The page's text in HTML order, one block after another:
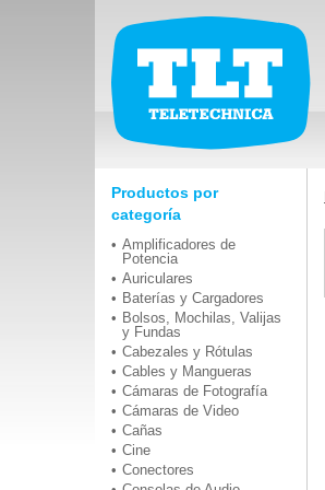
Productos por
categoría
Amplificadores de
Potencia
Auriculares
Baterías y Cargadores
Bolsos, Mochilas, Valijas
y Fundas
Cabezales y Rótulas
Cables y Mangueras
Cámaras de Fotografía
Cámaras de Video
Cañas
Cine
Conectores